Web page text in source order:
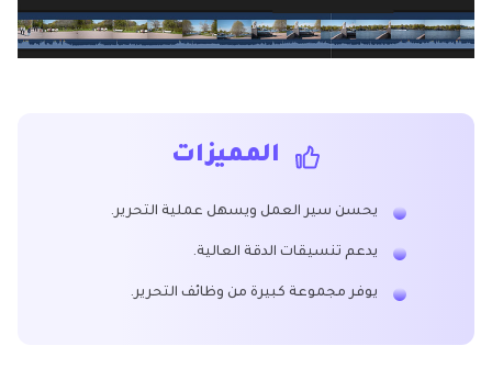
المميزات
يحسن سير العمل ويسهل عملية التحرير.
يدعم تنسيقات الدقة العالية.
يوفر مجموعة كبيرة من وظائف التحرير.